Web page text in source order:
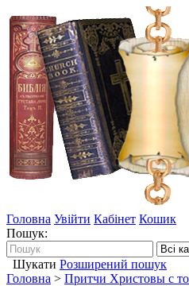
Головна Увійти Кабінет Кошик
Пошук:
Шукати Розширений пошук
Головна > Притчи Христовы с